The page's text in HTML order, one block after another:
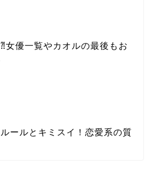
女優一覧やカオルの最後もお
ールとキミスイ！恋愛系の質